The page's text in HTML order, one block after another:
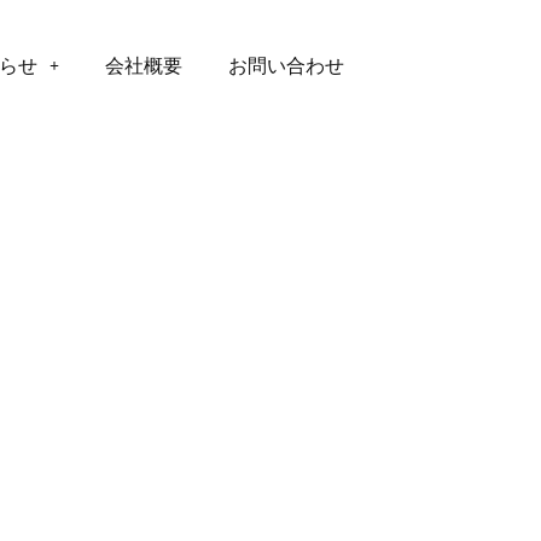
せ 会社概要 お問い合わせ